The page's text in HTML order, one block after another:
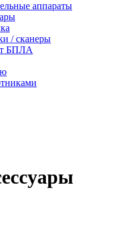
аппараты
/ сканеры
БПЛА